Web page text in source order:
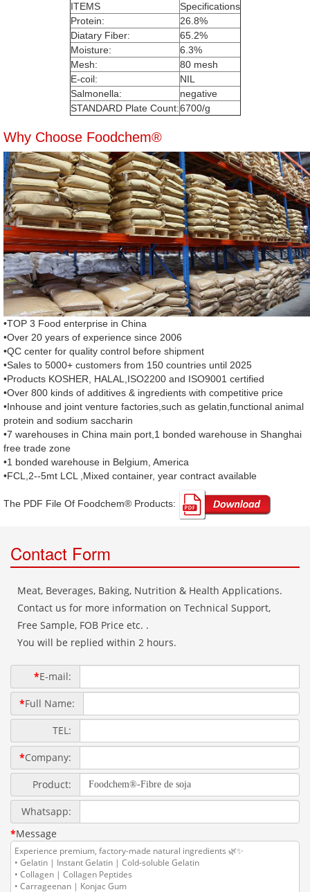
ITEMS
Specifications
Protein:
26.8%
Diatary Fiber:
65.2%
Moisture:
6.3%
Mesh:
80 mesh
E-coil:
NIL
Salmonella:
negative
STANDARD Plate Count:6700/g
Why Choose Foodchem®
•TOP 3 Food enterprise in China
•Over 20 years of experience since 2006
•QC center for quality control before shipment
•Sales to 5000+ customers from 150 countries until 2025
•Products KOSHER, HALAL,ISO2200 and ISO9001 certified
•Over 800 kinds of additives & ingredients with competitive price
•Inhouse and joint venture factories,such as gelatin,functional animal
protein and sodium saccharin
•7 warehouses in China main port,1 bonded warehouse in Shanghai
free trade zone
•1 bonded warehouse in Belgium, America
•FCL,2--5mt LCL ,Mixed container, year contract available
The PDF File Of Foodchem® Products: